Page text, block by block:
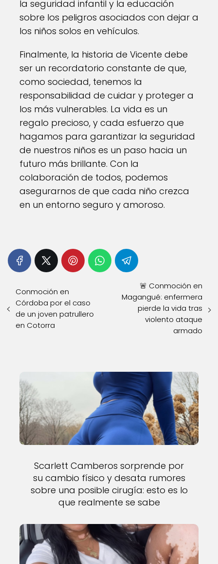
la seguridad infantil y la educación
sobre los peligros asociados con dejar a
los niños solos en vehículos.
Finalmente, la historia de Vicente debe
ser un recordatorio constante de que,
como sociedad, tenemos la
responsabilidad de cuidar y proteger a
los más vulnerables. La vida es un
regalo precioso, y cada esfuerzo que
hagamos para garantizar la seguridad
de nuestros niños es un paso hacia un
futuro más brillante. Con la
colaboración de todos, podemos
asegurarnos de que cada niño crezca
en un entorno seguro y amoroso.
Conmoción en
Córdoba por el caso
de un joven patrullero
en Cotorra
🚨 Conmoción en
Magangué: enfermera
pierde la vida tras
violento ataque
armado
Scarlett Camberos sorprende por
su cambio físico y desata rumores
sobre una posible cirugía: esto es lo
que realmente se sabe